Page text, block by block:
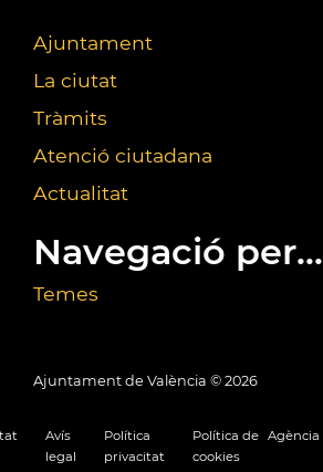
Ajuntament
La ciutat
Tràmits
Atenció ciutadana
Actualitat
Navegació per...
Temes
Ajuntament de València © 2026
Avís
legal
Política
privacitat
Política de
cookies